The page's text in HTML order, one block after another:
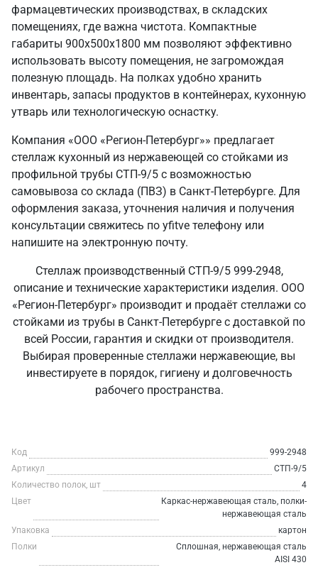
фармацевтических производствах, в складских
помещениях, где важна чистота. Компактные
габариты 900х500х1800 мм позволяют эффективно
использовать высоту помещения, не загромождая
полезную площадь. На полках удобно хранить
инвентарь, запасы продуктов в контейнерах, кухонную
утварь или технологическую оснастку.
Компания «ООО «Регион-Петербург»» предлагает
стеллаж кухонный из нержавеющей со стойками из
профильной трубы СТП-9/5 с возможностью
самовывоза со склада (ПВЗ) в Санкт‑Петербурге. Для
оформления заказа, уточнения наличия и получения
консультации свяжитесь по yfitve телефону или
напишите на электронную почту.
Стеллаж производственный СТП-9/5 999-2948,
описание и технические характеристики изделия. ООО
«Регион-Петербург» производит и продаёт стеллажи со
стойками из трубы в Санкт‑Петербурге с доставкой по
всей России, гарантия и скидки от производителя.
Выбирая проверенные стеллажи нержавеющие, вы
инвестируете в порядок, гигиену и долговечность
рабочего пространства.
Код
999-2948
Артикул
СТП-9/5
Количество полок, шт
4
Цвет
Каркас-нержавеющая сталь, полки-
нержавеющая сталь
Упаковка
картон
Полки
Сплошная, нержавеющая сталь
AISI 430